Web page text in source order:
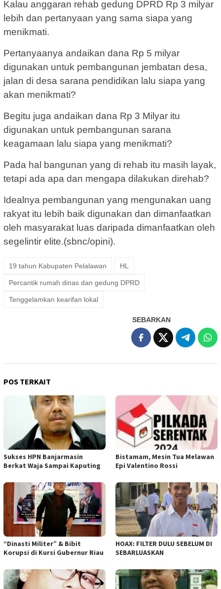
Kalau anggaran rehab gedung DPRD Rp 3 milyar
lebih dan pertanyaan yang sama siapa yang
menikmati.
Pertanyaanya andaikan dana Rp 5 milyar
digunakan untuk pembangunan jembatan desa,
jalan di desa sarana pendidikan lalu siapa yang
akan menikmati?
Begitu juga andaikan dana Rp 3 Milyar itu
digunakan untuk pembangunan sarana
keagamaan lalu siapa yang menikmati?
Pada hal bangunan yang di rehab itu masih layak,
tetapi ada apa dan mengapa dilakukan direhab?
Idealnya pembangunan yang mengunakan uang
rakyat itu lebih baik digunakan dan dimanfaatkan
oleh masyarakat luas daripada dimanfaatkan oleh
segelintir elite.(sbnc/opini).
19 tahun Kabupaten Pelalawan HL
Percantik rumah dinas dan gedung DPRD
Tenggelamkan kearifan lokal
SEBARKAN
POS TERKAIT
Sukses HPN Banjarmasin
Berkat Waja Sampai Kaputing
Bistamam, Mesin Tua Melawan
Epi Valentino Rossi
“Dinasti Militer” & Bibit
Korupsi di Kursi Gubernur Riau
HOAX: FILTER DULU SEBELUM DI
SEBARLUASKAN